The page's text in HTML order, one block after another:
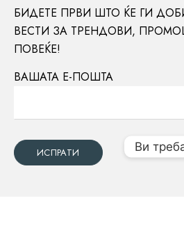
БИДЕТЕ ПРВИ ШТО ЌЕ ГИ
ВЕСТИ ЗА ТРЕНДОВИ,
ПОВЕЌЕ!
ВАШАТА Е-ПОШТА
Ви